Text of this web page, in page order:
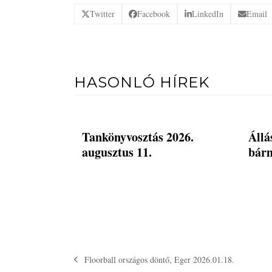
Twitter Facebook LinkedIn Email
HASONLÓ HÍREK
Tankönyvosztás 2026.
augusztus 11.
previous
Floorball országos döntő, Eger 2026.01.18.